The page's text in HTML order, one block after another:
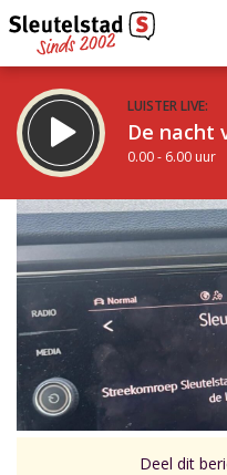
LUISTER LIVE:
De nacht
0.00 - 6.00 uur
STRAKS:
De ochtend van
6.00 - 12.00 uur
Vorig uur
Deel dit